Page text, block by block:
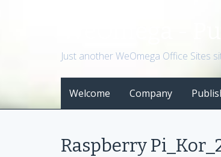
o
WeOmega -
Just another WeOmega Office Sites
Welcome Company
Raspberry